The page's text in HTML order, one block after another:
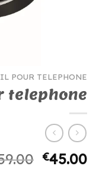
POUR TELEPHONE
telephone
€45.00